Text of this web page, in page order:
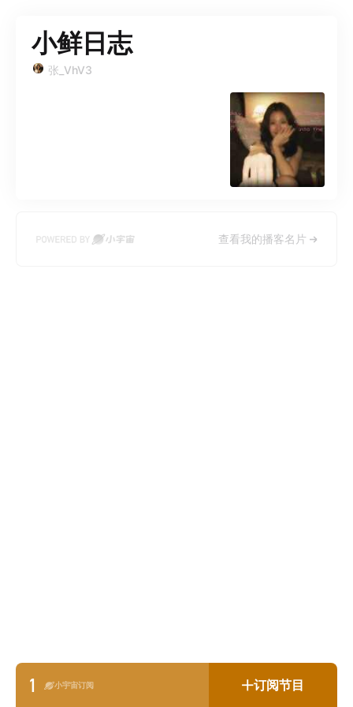
小鲜日志
张_VhV3
查看我的播客名片
1 小宇宙订阅 订阅节目